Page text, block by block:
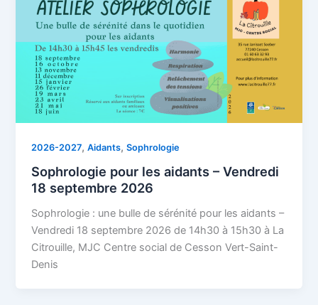
2026-2027,Aidants,Sophrologie
Sophrologie pour les aidants – Vendredi
18 septembre 2026
Sophrologie : une bulle de sérénité pour les aidants –
Vendredi 18 septembre 2026 de 14h30 à 15h30 à La
Citrouille, MJC Centre social de Cesson Vert-Saint-
Denis